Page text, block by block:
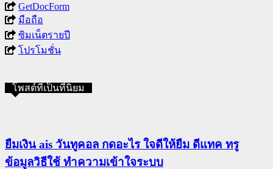
GetDocForm
มือถือ
ซิมเน็ตรายปี
โปรโมชั่น
โพสต์ที่เป็นที่นิยม
ยืมเงิน ais วันทูคอล กดอะไร ใจดีให้ยืม ดีแทค ทรู
ข้อมูลวิธีใช้ ทำความเข้าใจระบบ